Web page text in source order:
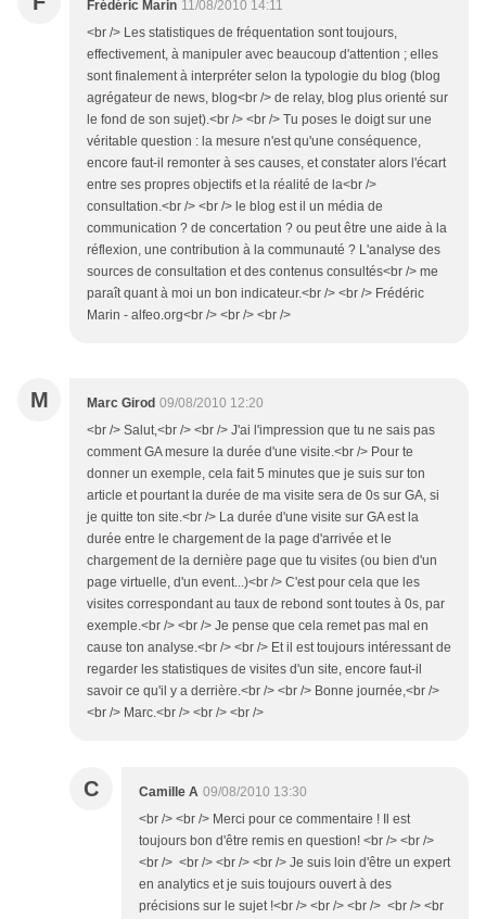
Frédéric Marin 11/08/2010 14:11
<br /> Les statistiques de fréquentation sont toujours,
effectivement, à manipuler avec beaucoup d'attention ; elles
sont finalement à interpréter selon la typologie du blog (blog
agrégateur de news, blog<br /> de relay, blog plus orienté sur
le fond de son sujet).<br /> <br /> Tu poses le doigt sur une
véritable question : la mesure n'est qu'une conséquence,
encore faut-il remonter à ses causes, et constater alors l'écart
entre ses propres objectifs et la réalité de la<br />
consultation.<br /> <br /> le blog est il un média de
communication ? de concertation ? ou peut être une aide à la
réflexion, une contribution à la communauté ? L'analyse des
sources de consultation et des contenus consultés<br /> me
paraît quant à moi un bon indicateur.<br /> <br /> Frédéric
Marin - alfeo.org<br /> <br /> <br />
M Marc Girod 09/08/2010 12:20
<br /> Salut,<br /> <br /> J'ai l'impression que tu ne sais pas
comment GA mesure la durée d'une visite.<br /> Pour te
donner un exemple, cela fait 5 minutes que je suis sur ton
article et pourtant la durée de ma visite sera de 0s sur GA, si
je quitte ton site.<br /> La durée d'une visite sur GA est la
durée entre le chargement de la page d'arrivée et le
chargement de la dernière page que tu visites (ou bien d'un
page virtuelle, d'un event...)<br /> C'est pour cela que les
visites correspondant au taux de rebond sont toutes à 0s, par
exemple.<br /> <br /> Je pense que cela remet pas mal en
cause ton analyse.<br /> <br /> Et il est toujours intéressant de
regarder les statistiques de visites d'un site, encore faut-il
savoir ce qu'il y a derrière.<br /> <br /> Bonne journée,<br />
<br /> Marc.<br /> <br /> <br />
C Camille A 09/08/2010 13:30
<br /> <br /> Merci pour ce commentaire ! Il est
toujours bon d'être remis en question! <br /> <br />
<br /> <br /> <br /> <br /> Je suis loin d'être un expert
en analytics et je suis toujours ouvert à des
précisions sur le sujet !<br /> <br /> <br /> <br /> <br